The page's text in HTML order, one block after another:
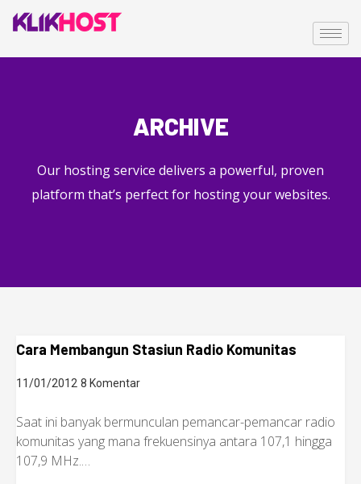
ARCHIVE
Our hosting service delivers a powerful, proven
platform that’s perfect for hosting your websites.
Cara Membangun Stasiun Radio Komunitas
11/01/2012 8 Komentar
Saat ini banyak bermunculan pemancar-pemancar radio
komunitas yang mana frekuensinya antara 107,1 hingga
107,9 MHz.…